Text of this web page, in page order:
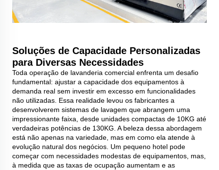
Soluções de Capacidade Personalizadas
para Diversas Necessidades
Toda operação de lavanderia comercial enfrenta um desafio
fundamental: ajustar a capacidade dos equipamentos à
demanda real sem investir em excesso em funcionalidades
não utilizadas. Essa realidade levou os fabricantes a
desenvolverem sistemas de lavagem que abrangem uma
impressionante faixa, desde unidades compactas de 10KG até
verdadeiras potências de 130KG. A beleza dessa abordagem
está não apenas na variedade, mas em como ela atende à
evolução natural dos negócios. Um pequeno hotel pode
começar com necessidades modestas de equipamentos, mas,
à medida que as taxas de ocupação aumentam e as